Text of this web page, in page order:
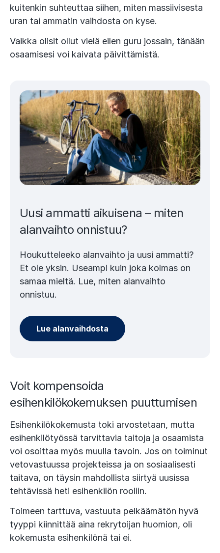
kuitenkin suhteuttaa siihen, miten massiivisesta
uran tai ammatin vaihdosta on kyse.
Vaikka olisit ollut vielä eilen guru jossain, tänään
osaamisesi voi kaivata päivittämistä.
Uusi ammatti aikuisena – miten
alanvaihto onnistuu?
Houkutteleeko alanvaihto ja uusi ammatti?
Et ole yksin. Useampi kuin joka kolmas on
samaa mieltä. Lue, miten alanvaihto
onnistuu.
Lue alanvaihdosta
Voit kompensoida
esihenkilökokemuksen puuttumisen
Esihenkilökokemusta toki arvostetaan, mutta
esihenkilötyössä tarvittavia taitoja ja osaamista
voi osoittaa myös muulla tavoin. Jos on toiminut
vetovastuussa projekteissa ja on sosiaalisesti
taitava, on täysin mahdollista siirtyä uusissa
tehtävissä heti esihenkilön rooliin.
Toimeen tarttuva, vastuuta pelkäämätön hyvä
tyyppi kiinnittää aina rekrytoijan huomion, oli
kokemusta esihenkilönä tai ei.